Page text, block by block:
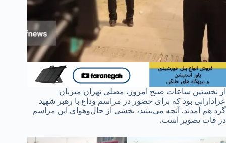
از نخستین ساعات صبح امروز، مصلی تهران میزبان
عزادارانی بود که برای حضور در مراسم وداع با رهبر شهید
گرد هم آمدند. آنچه می‌بینید، بخشی از حال‌وهوای این مراسم
در قاب تصویر است.